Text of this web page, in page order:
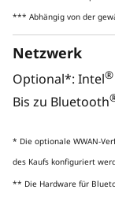
(Series
dedizierten
für bis
KI-
*** Abhängig von der
Netzwerk
Optional*: Intel®
Bis zu Bluetooth
* Die optionale WWAN-
des Kaufs konfiguriert
** Die Hardware für